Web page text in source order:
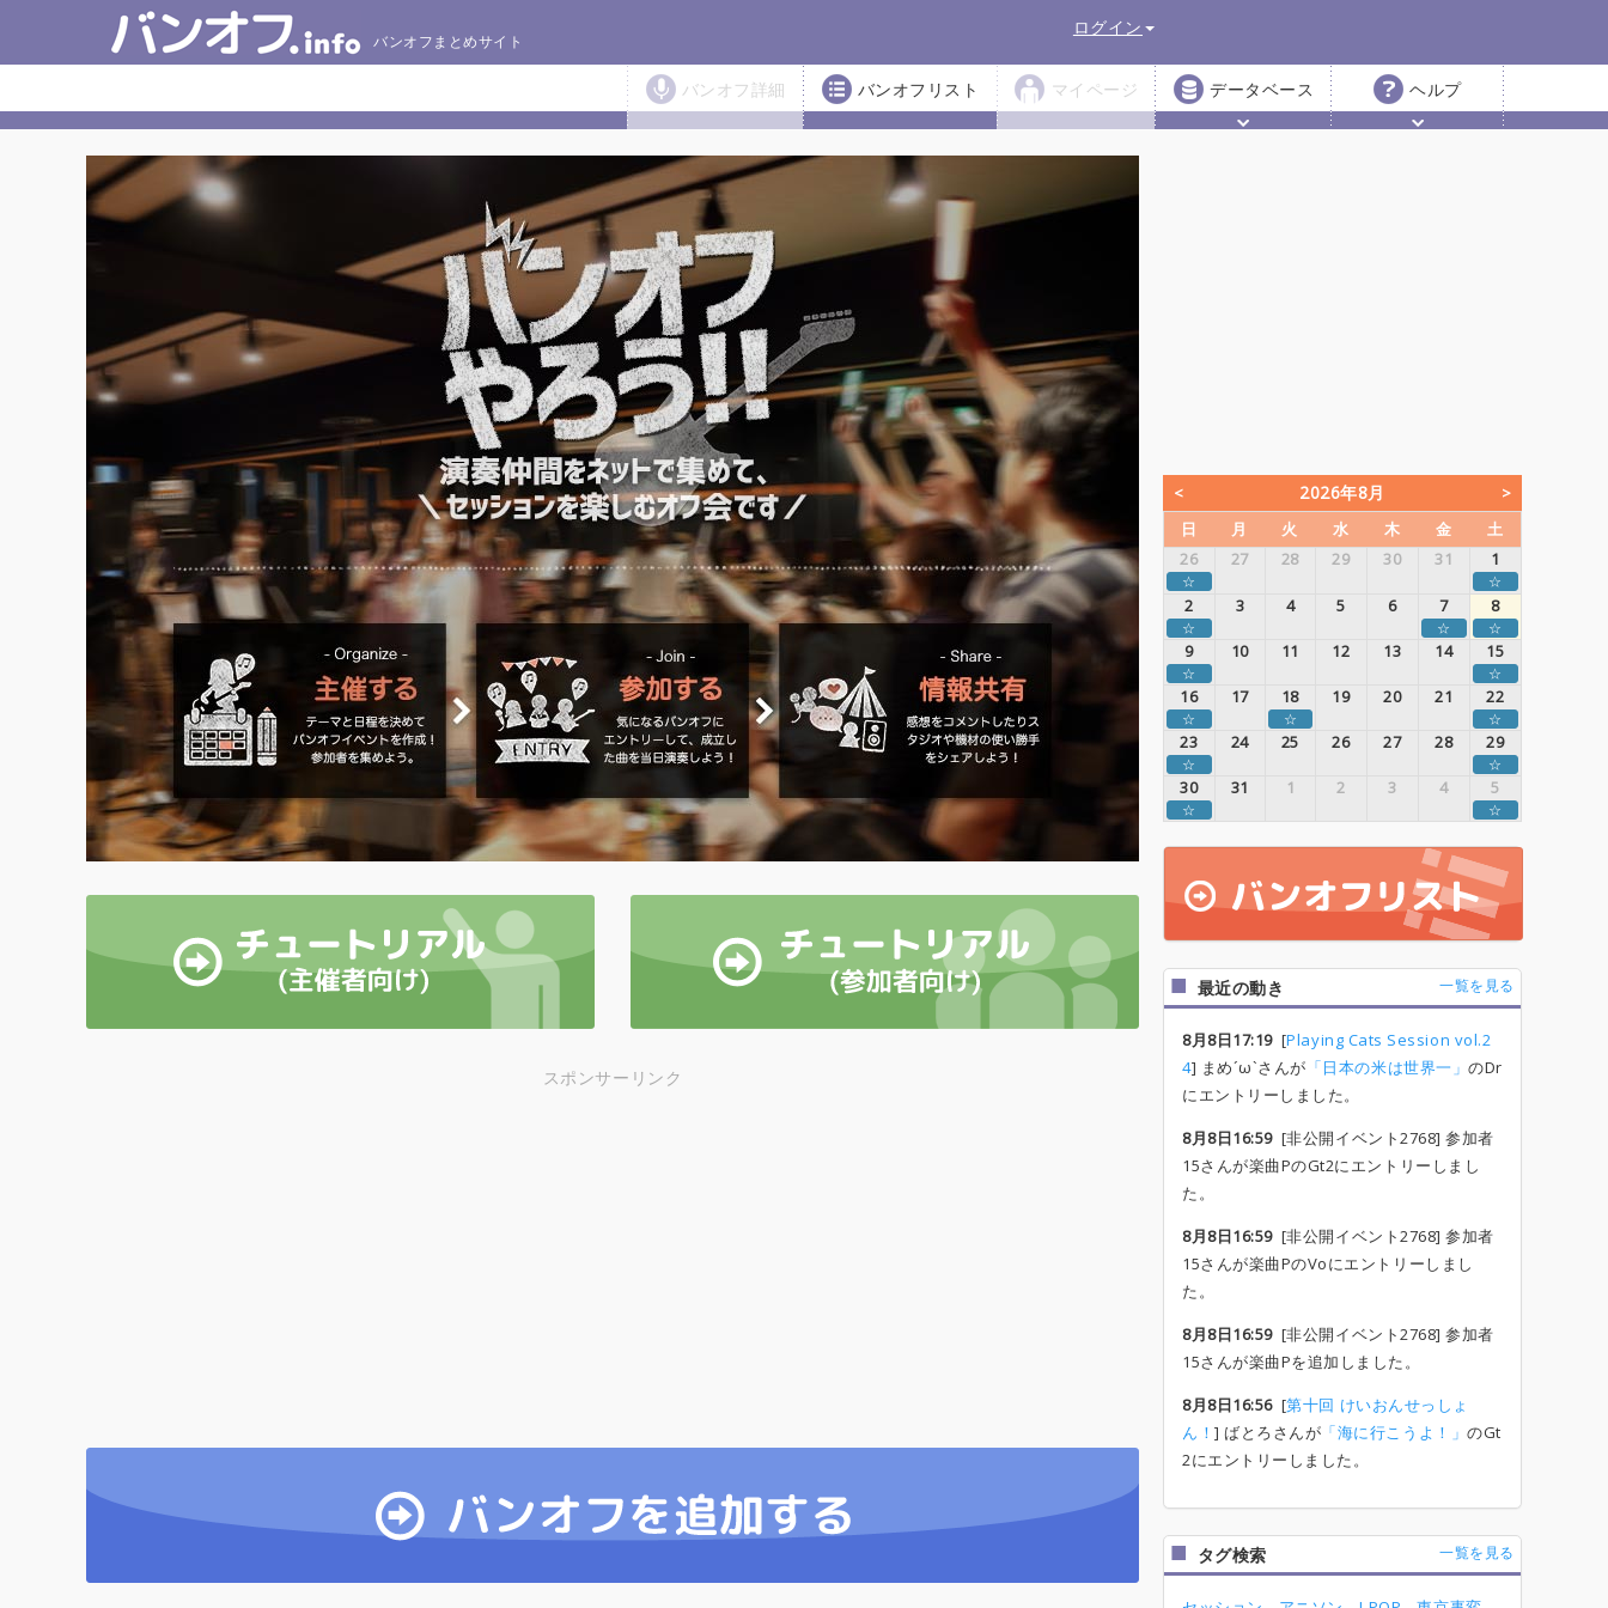
バンオフまとめサイト
ログイン
バンオフ詳細 バンオフリスト マイページ データベース ヘルプ
スポンサーリンク
2026年8月
日 月 火 水 木 金
土
26
27 28 29 30 31 1
☆ ☆
2 3 4 5 6 7 8
☆ ☆ ☆
9 10 11 12 13 14 15
☆ ☆
16 17 18 19 20 21 22
☆ ☆ ☆
23 24 25 26 27 28 29
☆ ☆
30 31 1 2 3 4 5
☆ ☆
最近の動き 一覧を見る
8月8日17:19[Playing Cats Session vol.2
4] まめ´ω`さんが 「日本の米は世界一」のDr
にエントリーしました。
8月8日16:59[非公開イベント2768] 参加者
15さんが楽曲PのGt2にエントリーしまし
た。
8月8日16:59[非公開イベント2768] 参加者
15さんが楽曲PのVoにエントリーしまし
た。
8月8日16:59[非公開イベント2768] 参加者
15さんが楽曲Pを追加しました。
8月8日16:56[第十回 けいおんせっしょ
ん！] ばとろさんが 「海に行こうよ！」のGt
2にエントリーしました。
タグ検索 一覧を見る